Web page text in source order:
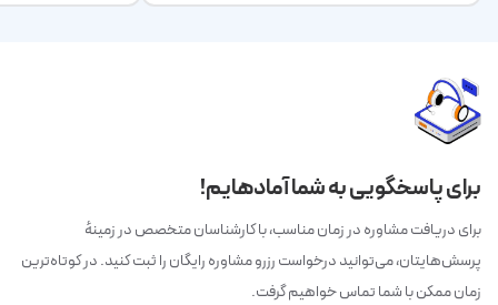
برای پاسخگویی به شما آمادهایم!
برای دریافت مشاوره در زمان مناسب، با کارشناسان متخصص در زمینهٔ
پرسش‌هایتان، می‌توانید درخواست رزرو مشاوره رایگان را ثبت کنید. در کوتاه‌ترین
زمان ممکن با شما تماس خواهیم گرفت.